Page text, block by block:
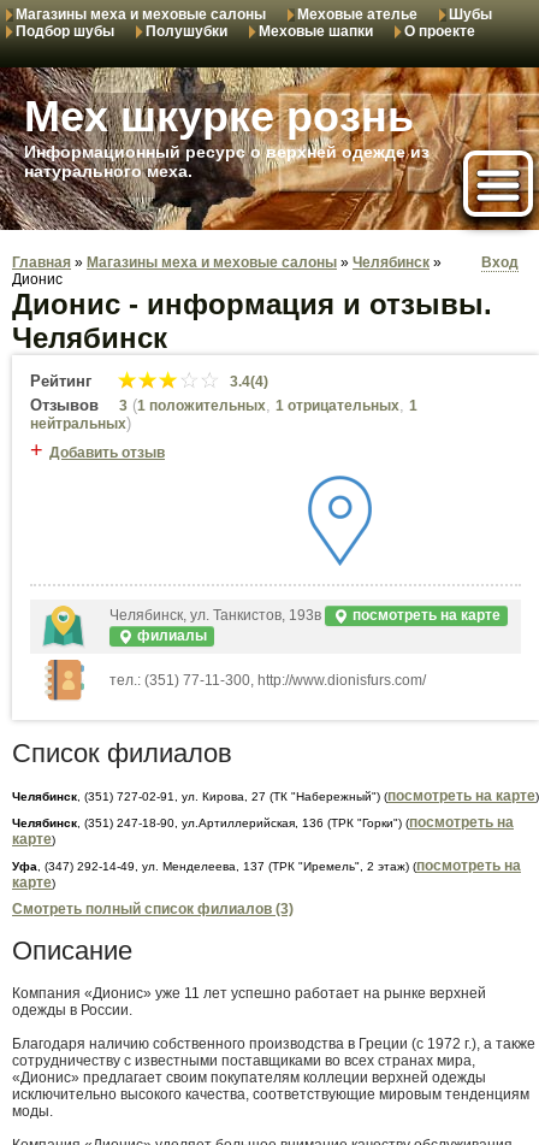
Магазины меха и меховые салоны Меховые ателье
Шубы
Подбор шубы
Полушубки Меховые шапки О проекте
Мех шкурке рознь
Информационный ресурс о верхней одежде из
натурального меха.
Главная » Магазины меха и меховые салоны » Челябинск »
Дионис
Вход
Дионис - информация и отзывы.
Челябинск
Рейтинг 3.4(4)
Отзывов 3 (1 положительных, 1 отрицательных, 1
нейтральных)
+ Добавить отзыв
Челябинск, ул. Танкистов, 193в
посмотреть на карте
филиалы
тел.: (351) 77-11-300, http://www.dionisfurs.com/
Список филиалов
Челябинск , (351) 727-02-91, ул. Кирова, 27 (ТК "Набережный") (посмотреть на карте)
Челябинск , (351) 247-18-90, ул.Артиллерийская, 136 (ТРК "Горки") (посмотреть на
карте)
Уфа , (347) 292-14-49, ул. Менделеева, 137 (ТРК "Иремель", 2 этаж) (посмотреть на
карте)
Смотреть полный список филиалов (3)
Описание
Компания «Дионис» уже 11 лет успешно работает на рынке верхней
одежды в России.
Благодаря наличию собственного производства в Греции (с 1972 г.), а также
сотрудничеству с известными поставщиками во всех странах мира,
«Дионис» предлагает своим покупателям коллеции верхней одежды
исключительно высокого качества, соответствующие мировым тенденциям
моды.